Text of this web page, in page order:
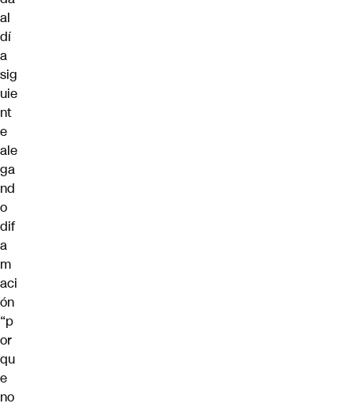
al
dí
a
sig
uie
nt
e
ale
ga
nd
o
dif
a
m
aci
ón
“p
or
qu
e
no